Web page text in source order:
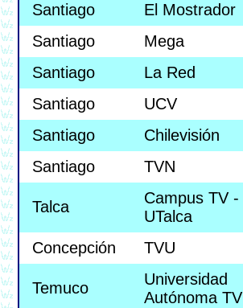
Santiago
El Mostrador
Santiago
Mega
Santiago
La Red
Santiago
UCV
Santiago
Chilevisión
Santiago
TVN
Talca
Campus TV -
UTalca
Concepción TVU
Temuco
Universidad
Autónoma TV